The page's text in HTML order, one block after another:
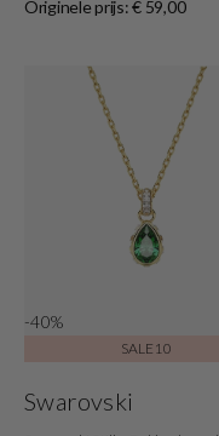
Originele prijs: € 59,00
-40%
SALE10
Swarovski